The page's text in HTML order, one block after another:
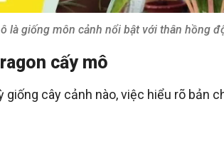
là giống môn cảnh nổi bật với thân hồng
cấy mô
cây cảnh nào, việc hiểu rõ bản